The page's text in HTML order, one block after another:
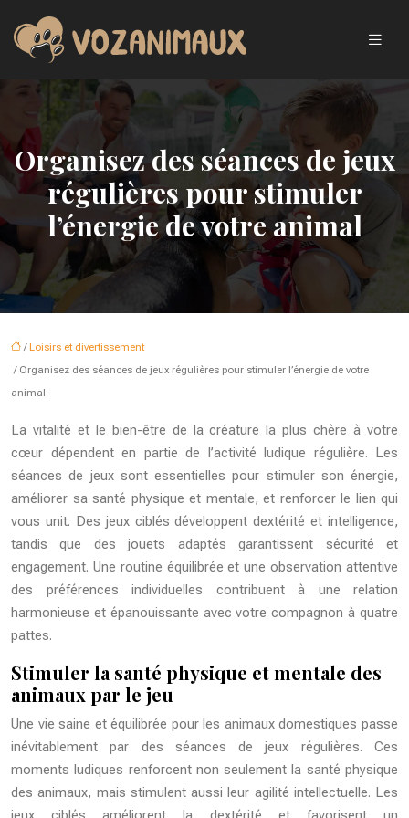
Organisez des séances de jeux
régulières pour stimuler
l’énergie de votre animal
/ Loisirs et divertissement
/ Organisez des séances de jeux régulières pour stimuler l’énergie de votre
animal
La vitalité et le bien-être de la créature la plus chère à votre
cœur dépendent en partie de l’activité ludique régulière. Les
séances de jeux sont essentielles pour stimuler son énergie,
améliorer sa santé physique et mentale, et renforcer le lien qui
vous unit. Des jeux ciblés développent dextérité et intelligence,
tandis que des jouets adaptés garantissent sécurité et
engagement. Une routine équilibrée et une observation attentive
des préférences individuelles contribuent à une relation
harmonieuse et épanouissante avec votre compagnon à quatre
pattes.
Stimuler la santé physique et mentale des
animaux par le jeu
Une vie saine et équilibrée pour les animaux domestiques passe
inévitablement par des séances de jeux régulières. Ces
moments ludiques renforcent non seulement la santé physique
des animaux, mais stimulent aussi leur agilité intellectuelle. Les